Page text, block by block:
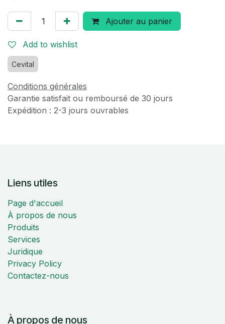
Ajouter au panier
Add to wishlist
Cevital
Conditions générales
Garantie satisfait ou remboursé de 30 jours
Expédition : 2-3 jours ouvrables
Liens utiles
Page d'accueil
À propos de nous
Produits
Services
Juridique
Privacy Policy
Contactez-nous
À propos de nous